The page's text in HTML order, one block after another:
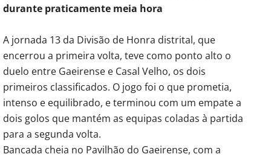
durante praticamente meia hora
A jornada 13 da Divisão de Honra distrital, que
encerrou a primeira volta, teve como ponto alto o
duelo entre Gaeirense e Casal Velho, os dois
primeiros classificados. O jogo foi o que prometia,
intenso e equilibrado, e terminou com um empate a
dois golos que mantém as equipas coladas à partida
para a segunda volta.
Bancada cheia no Pavilhão do Gaeirense, com a